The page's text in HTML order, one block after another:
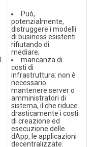
Può,
potenzialmente,
distruggere i modelli
di business esistenti
rifiutando di
mediare;
mancanza di
costi di
infrastruttura: non è
necessario
mantenere server o
amministratori di
sistema, il che riduce
drasticamente i costi
di creazione ed
esecuzione delle
dApp, le applicazioni
decentralizzate.